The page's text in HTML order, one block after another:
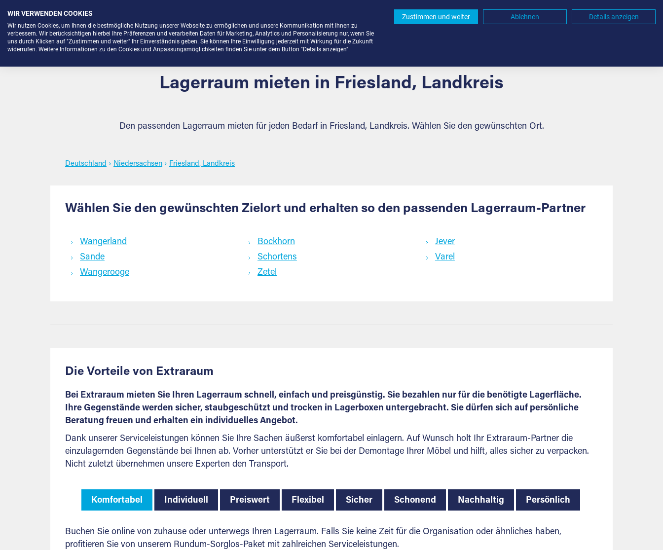
Menü
Lagerraum mieten in Friesland, Landkreis
Den passenden Lagerraum mieten für jeden Bedarf in Friesland, Landkreis. Wählen Sie den gewünschten Ort.
Deutschland › Niedersachsen › Friesland, Landkreis
Wählen Sie den gewünschten Zielort und erhalten so den passenden Lagerraum-Partner
Wangerland Bockhorn
Jever
Sande
Schortens
Varel
Wangerooge
Zetel
Die Vorteile von Extraraum
Bei Extraraum mieten Sie Ihren Lagerraum schnell, einfach und preisgünstig. Sie bezahlen nur für die benötigte Lagerfläche.
Ihre Gegenstände werden sicher, staubgeschützt und trocken in Lagerboxen untergebracht. Sie dürfen sich auf persönliche
Beratung freuen und erhalten ein individuelles Angebot.
Dank unserer Serviceleistungen können Sie Ihre Sachen äußerst komfortabel einlagern. Auf Wunsch holt Ihr Extraraum-Partner die
einzulagernden Gegenstände bei Ihnen ab. Vorher unterstützt er Sie bei der Demontage Ihrer Möbel und hilft, alles sicher zu verpacken.
Nicht zuletzt übernehmen unsere Experten den Transport.
Komfortabel Individuell Preiswert Flexibel Sicher Schonend Nachhaltig Persönlich
Buchen Sie online von zuhause oder unterwegs Ihren Lagerraum. Falls Sie keine Zeit für die Organisation oder ähnliches haben,
profitieren Sie von unserem Rundum-Sorglos-Paket mit zahlreichen Serviceleistungen.
WIR VERWENDEN COOKIES
Wir nutzen Cookies, um Ihnen die bestmögliche Nutzung unserer Webseite zu ermöglichen und unsere Kommunikation mit Ihnen zu
verbessern. Wir berücksichtigen hierbei Ihre Präferenzen und verarbeiten Daten für Marketing, Analytics und Personalisierung nur, wenn Sie
uns durch Klicken auf "Zustimmen und weiter" Ihr Einverständnis geben. Sie können Ihre Einwilligung jederzeit mit Wirkung für die Zukunft
widerrufen. Weitere Informationen zu den Cookies und Anpassungsmöglichkeiten finden Sie unter dem Button "Details anzeigen".
Zustimmen und weiter Ablehnen Details anzeigen